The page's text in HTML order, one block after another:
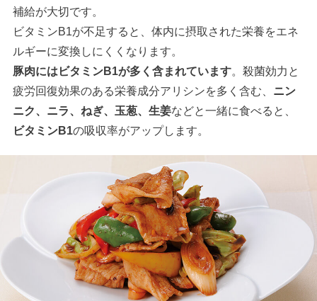
補給が大切です。
ビタミンB1が不足すると、体内に摂取された栄養をエネ
ルギーに変換しにくくなります。
豚肉にはビタミンB1が多く含まれています。殺菌効力と
疲労回復効果のある栄養成分アリシンを多く含む、 ニン
ニク、ニラ、ねぎ、玉葱、生姜などと一緒に食べると、
ビタミンB1の吸収率がアップします。